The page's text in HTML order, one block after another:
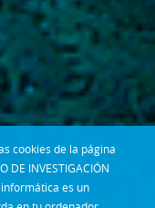
cookies de la página
DE INVESTIGACIÓN
informática es un